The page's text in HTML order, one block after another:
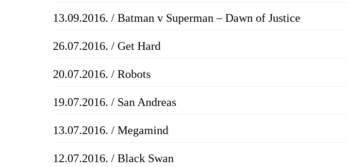
13.09.2016. / Batman v Superman – Dawn of Justice
26.07.2016. / Get Hard
20.07.2016. / Robots
19.07.2016. / San Andreas
13.07.2016. / Megamind
12.07.2016. / Black Swan